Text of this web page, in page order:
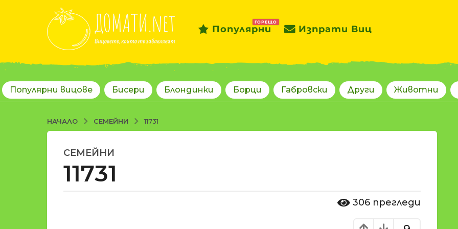
Популярни
ГОРЕЩО
Изпрати Виц
Популярни вицове Бисери Блондинки Борци Габровски Други Животни
НАЧАЛО СЕМЕЙНИ 11731
1
8
СЕМЕЙНИ
11731
306 прегледи